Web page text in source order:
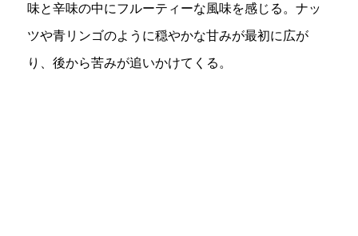
味と辛味の中にフルーティーな風味を感じる。ナッ
ツや青リンゴのように穏やかな甘みが最初に広が
り、後から苦みが追いかけてくる。